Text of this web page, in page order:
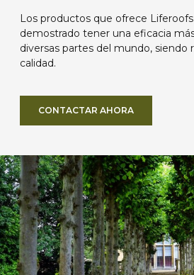
Los productos que ofrece
demostrado tener una eficacia
diversas partes del mundo, siendo
calidad.
CONTACTAR AHORA